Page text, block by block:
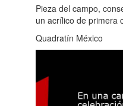
Pieza del campo,
un acrílico de primera
Quadratín México